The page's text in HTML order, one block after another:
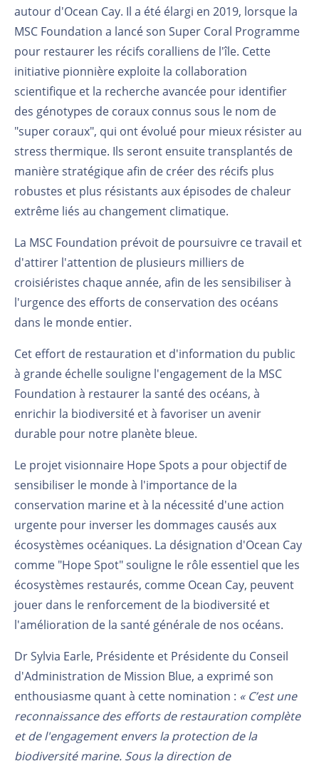
autour d'Ocean Cay. Il a été élargi en 2019, lorsque la
MSC Foundation a lancé son Super Coral Programme
pour restaurer les récifs coralliens de l'île. Cette
initiative pionnière exploite la collaboration
scientifique et la recherche avancée pour identifier
des génotypes de coraux connus sous le nom de
"super coraux", qui ont évolué pour mieux résister au
stress thermique. Ils seront ensuite transplantés de
manière stratégique afin de créer des récifs plus
robustes et plus résistants aux épisodes de chaleur
extrême liés au changement climatique.
La MSC Foundation prévoit de poursuivre ce travail et
d'attirer l'attention de plusieurs milliers de
croisiéristes chaque année, afin de les sensibiliser à
l'urgence des efforts de conservation des océans
dans le monde entier.
Cet effort de restauration et d'information du public
à grande échelle souligne l'engagement de la MSC
Foundation à restaurer la santé des océans, à
enrichir la biodiversité et à favoriser un avenir
durable pour notre planète bleue.
Le projet visionnaire Hope Spots a pour objectif de
sensibiliser le monde à l'importance de la
conservation marine et à la nécessité d'une action
urgente pour inverser les dommages causés aux
écosystèmes océaniques. La désignation d'Ocean Cay
comme "Hope Spot" souligne le rôle essentiel que les
écosystèmes restaurés, comme Ocean Cay, peuvent
jouer dans le renforcement de la biodiversité et
l'amélioration de la santé générale de nos océans.
Dr Sylvia Earle, Présidente et Présidente du Conseil
d'Administration de Mission Blue, a exprimé son
enthousiasme quant à cette nomination : « C’est une
reconnaissance des efforts de restauration complète
et de l'engagement envers la protection de la
biodiversité marine. Sous la direction de